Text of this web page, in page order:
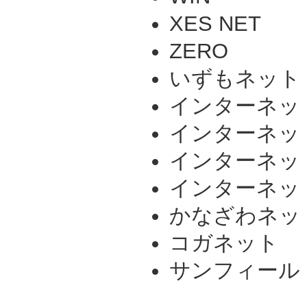
XES NET
ZERO
いずもネット
インターネッ
インターネッ
インターネッ
インターネッ
かなざわネッ
コガネット
サンフィー